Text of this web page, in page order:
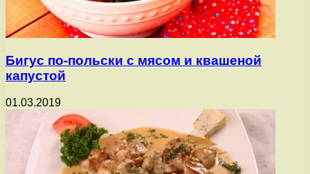
Бигус по-польски с мясом и квашеной
капустой
01.03.2019